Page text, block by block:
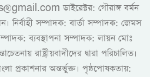
ডাইরেক্টর: গৌরাঙ্গ বর্মন
সম্পাদক: বার্তা সম্পাদক: জেমস
ব্যবস্থাপনা সম্পাদক: লায়ন মোঃ
রাষ্ট্রীয়বাদীদের দ্বারা পরিচালিত।
প্রকাশনার অন্তর্ভুক্ত। পৃষ্ঠপোষকতায়: